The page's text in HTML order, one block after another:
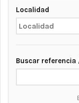
Localidad
Buscar referencia